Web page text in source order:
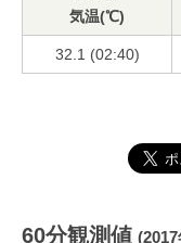
気温(℃)
32.1 (02:40)
60分観測値